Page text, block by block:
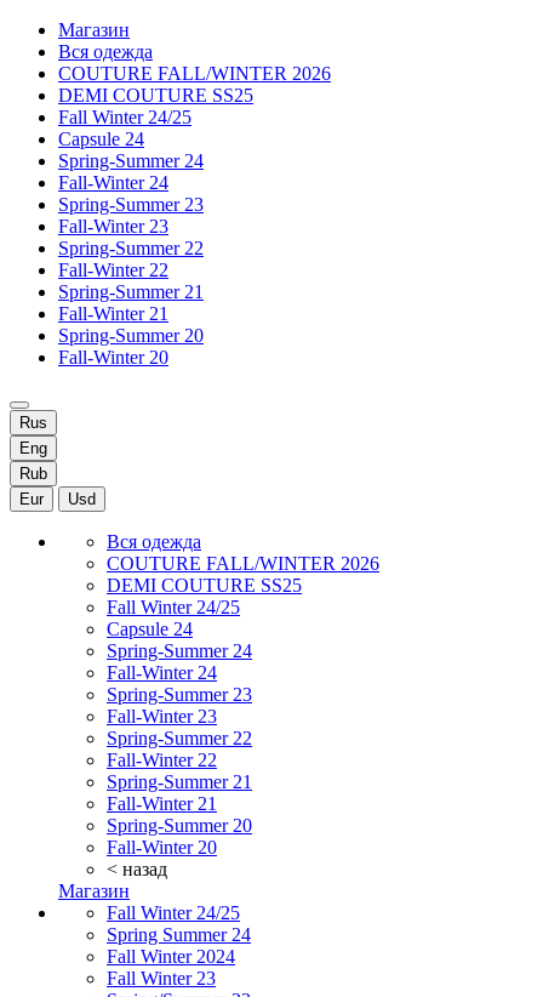
Магазин
Вся одежда
COUTURE FALL/WINTER 2026
DEMI COUTURE SS25
Fall Winter 24/25
Capsule 24
Spring-Summer 24
Fall-Winter 24
Spring-Summer 23
Fall-Winter 23
Spring-Summer 22
Fall-Winter 22
Spring-Summer 21
Fall-Winter 21
Spring-Summer 20
Fall-Winter 20
Rus
Eng
Rub
Eur
Usd
Вся одежда
COUTURE FALL/WINTER 2026
DEMI COUTURE SS25
Fall Winter 24/25
Capsule 24
Spring-Summer 24
Fall-Winter 24
Spring-Summer 23
Fall-Winter 23
Spring-Summer 22
Fall-Winter 22
Spring-Summer 21
Fall-Winter 21
Spring-Summer 20
Fall-Winter 20
< назад
Магазин
Fall Winter 24/25
Spring Summer 24
Fall Winter 2024
Fall Winter 23